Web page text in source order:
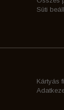
Süti
Kártyás